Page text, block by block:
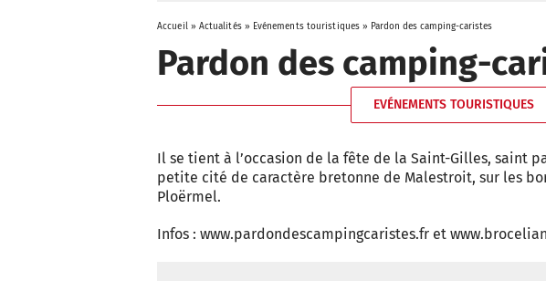
Accueil» Actualités» Evénements touristiques » Pardon des camping-caristes
Pardon des camping-
EVÉNEMENTS TOURISTIQUES
Il se tient à l’occasion de la fête de la Saint-Gilles, saint
petite cité de caractère bretonne de Malestroit, sur les
Ploërmel.
Infos : www.pardondescampingcaristes.fr et